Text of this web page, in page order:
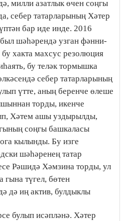
милли азатлык өчен соңгы
себер татарларының Хәтер
бар иде инде. 2016
шәһәрендә узган фәнни-
хакта махсус резолюция
бу теләк тормышка
себер татарларының
үтте, аның беренче өлеше
торды, икенче
Хәтем ашы уздырылды,
соңгы башкаласы
кылынды. Бу изге
шәһәренең татар
Рәшидә Хәмзина торды, ул
гына түгел, бөтен
дә иң актив, булдыклы
булып исәпләнә. Хәтер